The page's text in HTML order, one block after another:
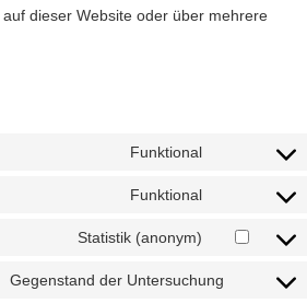
dieser Website oder über mehrere
Funktional
wordpress
Funktional
complianz
Statistik (anonym)
Consent
to
Gegenstand der Untersuchung
Consent